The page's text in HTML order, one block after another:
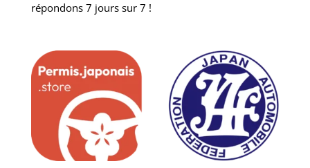
répondons 7 jours sur 7 !